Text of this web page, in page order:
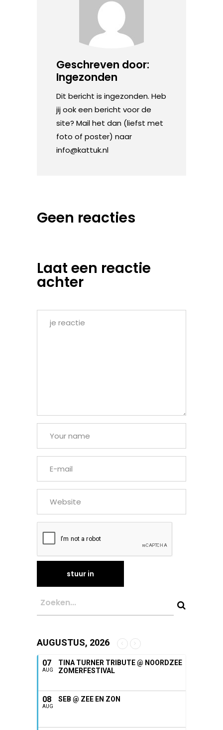
Geschreven door:
Ingezonden
Dit bericht is ingezonden. Heb
jij ook een bericht voor de
site? Mail het dan (liefst met
foto of poster) naar
info@kattuk.nl
Geen reacties
Laat een reactie
achter
AUGUSTUS, 2026
07
AUG
TINA TURNER TRIBUTE @ NOORDZEE
ZOMERFESTIVAL
08
AUG
SEB @ ZEE EN ZON